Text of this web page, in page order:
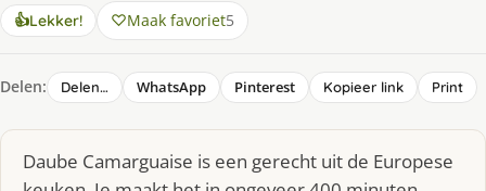
👍Lekker! Maak favoriet5
Delen: Delen… WhatsApp Pinterest Kopieer link Print
Daube Camarguaise is een gerecht uit de Europese